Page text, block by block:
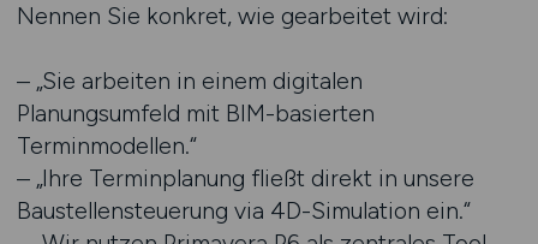
Nennen Sie konkret, wie gearbeitet wird:
– „Sie arbeiten in einem digitalen
Planungsumfeld mit BIM-basierten
Terminmodellen.“
– „Ihre Terminplanung fließt direkt in unsere
Baustellensteuerung via 4D-Simulation ein.“